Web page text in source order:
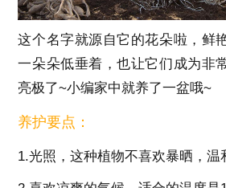
这个名字就源自它的花朵啦，鲜
一朵朵低垂着，也让它们成为非
亮极了~小编家中就养了一盆哦~
养护要点：
1.光照，这种植物不喜欢暴晒，温